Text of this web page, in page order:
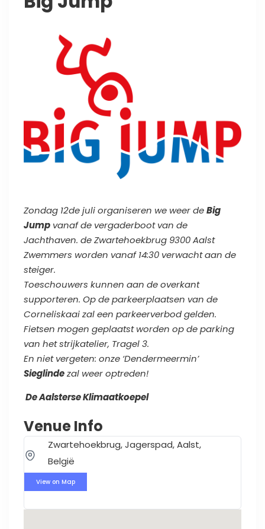
Zondag 12de juli organiseren we weer deBig
Jump vanaf de vergaderboot van de
Jachthaven. de Zwartehoekbrug 9300 Aalst
Zwemmers worden vanaf 14:30 verwacht aan de
steiger.
Toeschouwers kunnen aan de overkant
supporteren. Op de parkeerplaatsen van de
Corneliskaai zal een parkeerverbod gelden.
Fietsen mogen geplaatst worden op de parking
van het strijkatelier, Tragel 3.
En niet vergeten: onze ‘Dendermeermin’
Sieglindezal weer optreden!
De Aalsterse Klimaatkoepel
Venue Info
Zwartehoekbrug, Jagerspad, Aalst,
België
View on Map